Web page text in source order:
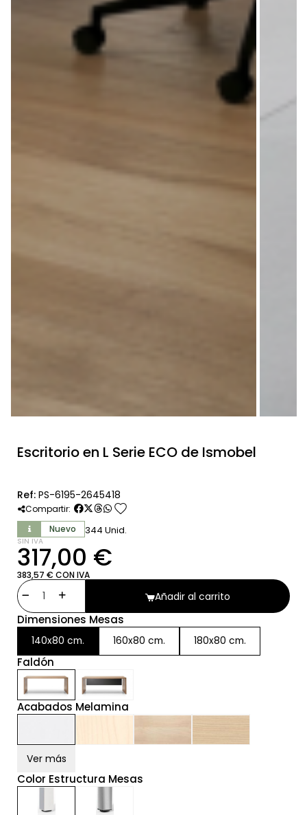
Escritorio en L Serie ECO de Ismobel
Ref: PS-6195-2645418
Compartir: favorite
Nuevo 344 Unid.
SIN IVA
317,00 €
383,57 € CON IVA
Añadir al carrito
Dimensiones Mesas
140x80 cm. 160x80 cm. 180x80 cm.
Faldón
Acabados Melamina
Ver más
Color Estructura Mesas